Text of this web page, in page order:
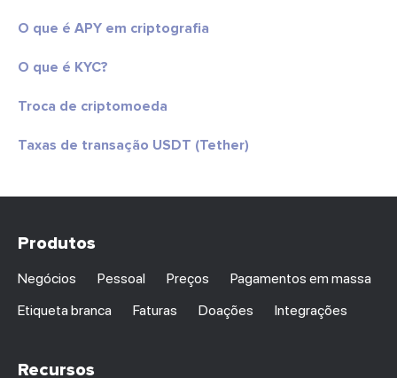
O que é APY em criptografia
O que é KYC?
Troca de criptomoeda
Taxas de transação USDT (Tether)
Produtos
Negócios Pessoal Preços
Pagamentos em massa
Etiqueta branca
Faturas Doações Integrações
Recursos